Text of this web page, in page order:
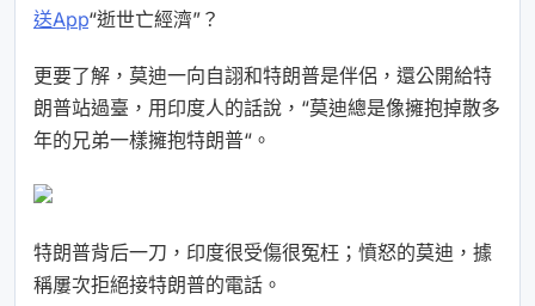
送App“逝世亡經濟”？
更要了解，莫迪一向自詡和特朗普是伴侶，還公開給特
朗普站過臺，用印度人的話說，“莫迪總是像擁抱掉散多
年的兄弟一樣擁抱特朗普“。
特朗普背后一刀，印度很受傷很冤枉；憤怒的莫迪，據
稱屢次拒絕接特朗普的電話。